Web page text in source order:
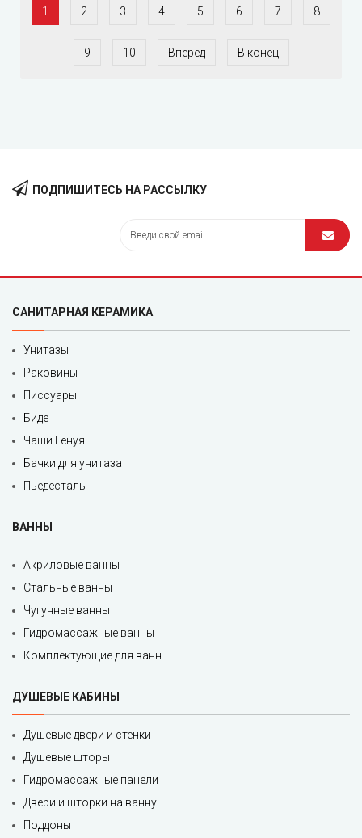
1 2 3 4 5 6 7 8
9 10 Вперед В конец
ПОДПИШИТЕСЬ НА РАССЫЛКУ
САНИТАРНАЯ КЕРАМИКА
Унитазы
Раковины
Писсуары
Биде
Чаши Генуя
Бачки для унитаза
Пьедесталы
ВАННЫ
Акриловые ванны
Стальные ванны
Чугунные ванны
Гидромассажные ванны
Комплектующие для ванн
ДУШЕВЫЕ КАБИНЫ
Душевые двери и стенки
Душевые шторы
Гидромассажные панели
Двери и шторки на ванну
Поддоны